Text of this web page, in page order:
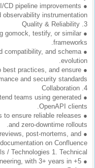
المدونة
CD pipeline improvements
instrumentation.
3. Quality & Reliability
gomock, testify, or similar
frameworks.
compatibility, and schema
evolution.
best practices, and ensure
and security standards.
4. Collaboration
teams using generated
OpenAPI clients.
to ensure reliable releases
and zero-downtime rollouts.
post-mortems, and
documentation on Confluence.
/ Technologies 1. Technical
with 3+ years in